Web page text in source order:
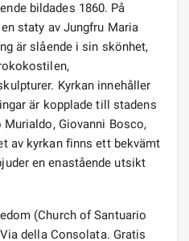
bildades 1860. På
staty av Jungfru Maria
är slående i sin skönhet,
Kyrkan innehåller
är kopplade till stadens
Murialdo, Giovanni Bosco,
av kyrkan finns ett bekvämt
en enastående utsikt
(Church of Santuario
della Consolata. Gratis